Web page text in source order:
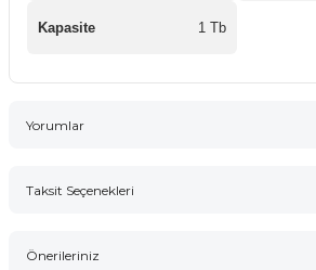
Kapasite 1 Tb
Yorumlar
Taksit Seçenekleri
Önerileriniz